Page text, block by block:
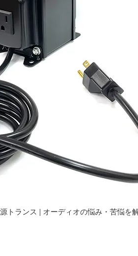
トランス | オーディオの悩み・苦悩を